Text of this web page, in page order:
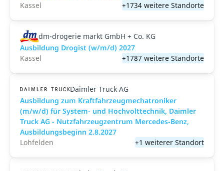
Kassel
+1734 weitere Standorte
dm-drogerie markt GmbH + Co. KG
Ausbildung Drogist (w/m/d) 2027
Kassel
+1787 weitere Standorte
Daimler Truck AG
Ausbildung zum Kraftfahrzeugmechatroniker
(m/w/d) für System- und Hochvolttechnik, Daimler
Truck AG - Nutzfahrzeugzentrum Mercedes-Benz,
Ausbildungsbeginn 2.8.2027
Lohfelden
+1 weiterer Standort